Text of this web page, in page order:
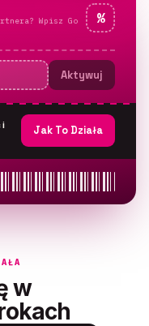
Wpisz Go
%
Aktywuj
i
Jak To Działa
w